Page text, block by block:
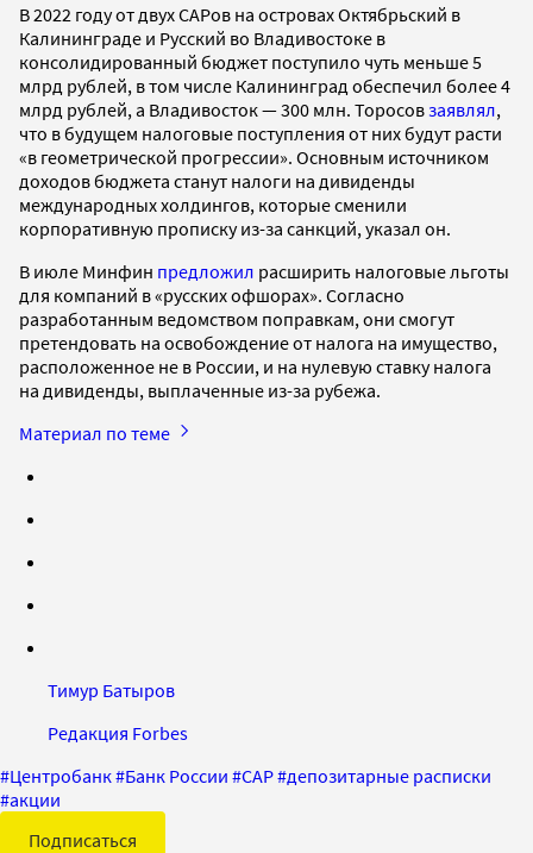
В 2022 году от двух САРов на островах Октябрьский в
Калининграде и Русский во Владивостоке в
консолидированный бюджет поступило чуть меньше 5
млрд рублей, в том числе Калининград обеспечил более 4
млрд рублей, а Владивосток — 300 млн. Торосовзаявлял,
что в будущем налоговые поступления от них будут расти
«в геометрической прогрессии». Основным источником
доходов бюджета станут налоги на дивиденды
международных холдингов, которые сменили
корпоративную прописку из-за санкций, указал он.
В июле Минфин предложил расширить налоговые льготы
для компаний в «русских офшорах». Согласно
разработанным ведомством поправкам, они смогут
претендовать на освобождение от налога на имущество,
расположенное не в России, и на нулевую ставку налога
на дивиденды, выплаченные из-за рубежа.
Материал по теме
Тимур Батыров
Редакция Forbes
#Центробанк#Банк России #САР#депозитарные расписки
#акции
Подписаться